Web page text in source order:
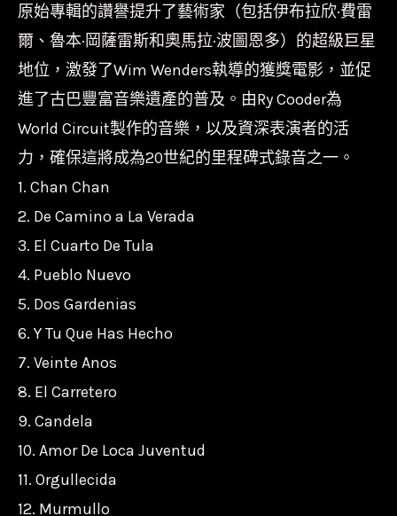
那
(
樂
世
浮
生
錄
)
數
量
原始專輯的讚譽提升了藝術家（包括伊布拉欣·費雷
爾、魯本·岡薩雷斯和奧馬拉·波圖恩多）的超級巨星
地位，激發了Wim Wenders執導的獲獎電影，並促
進了古巴豐富音樂遺產的普及。由Ry Cooder為
World Circuit製作的音樂，以及資深表演者的活
力，確保這將成為20世紀的里程碑式錄音之一。
1. Chan Chan
2. De Camino a La Verada
3. El Cuarto De Tula
4. Pueblo Nuevo
5. Dos Gardenias
6. Y Tu Que Has Hecho
7. Veinte Anos
8. El Carretero
9. Candela
10. Amor De Loca Juventud
11. Orgullecida
12. Murmullo